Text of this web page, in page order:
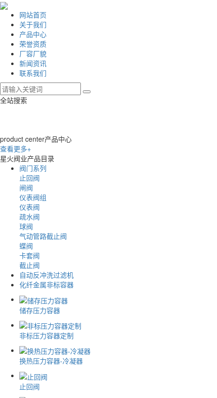
网站首页
关于我们
产品中心
荣誉资质
厂容厂貌
新闻资讯
联系我们
全站搜索
product center产品中心
查看更多+
星火阀业产品目录
阀门系列
止回阀
闸阀
仪表阀组
仪表阀
疏水阀
球阀
气动管路截止阀
蝶阀
卡套阀
截止阀
自动反冲洗过滤机
化纤金属非标容器
储存压力容器
非标压力容器定制
换热压力容器-冷凝器
止回阀